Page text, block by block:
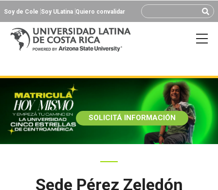
Soy de Cole Soy ULatina Quiero convalidar
SOLICITÁ INFORMACIÓN
Sede Pérez Zeledón